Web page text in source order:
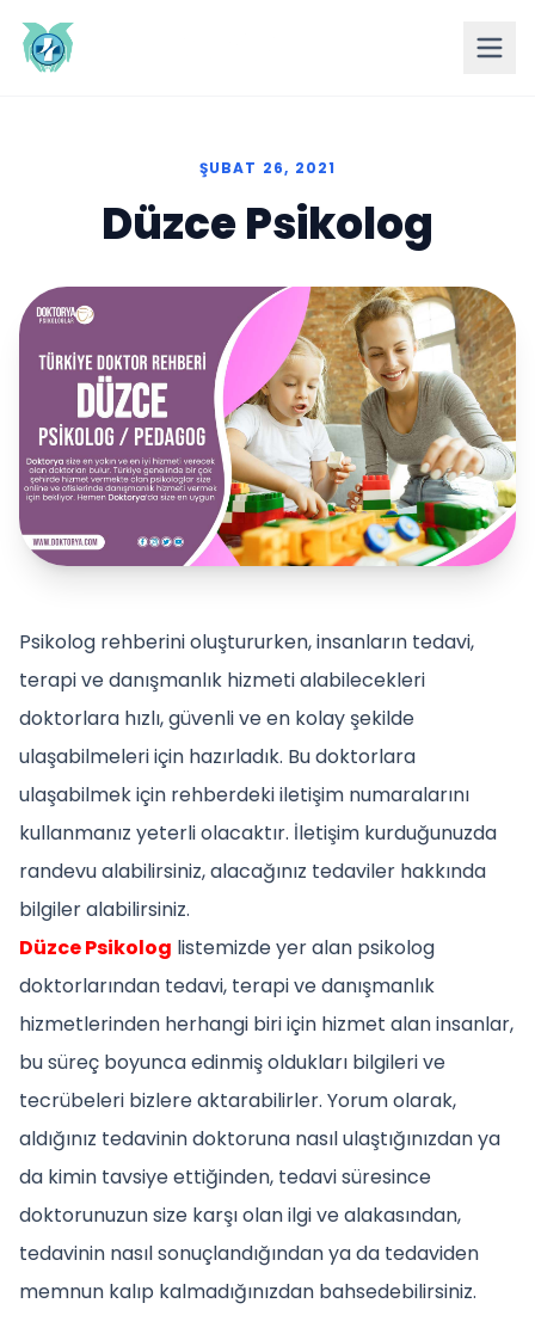
ŞUBAT 26, 2021
Düzce Psikolog
Psikolog rehberini oluştururken, insanların tedavi,
terapi ve danışmanlık hizmeti alabilecekleri
doktorlara hızlı, güvenli ve en kolay şekilde
ulaşabilmeleri için hazırladık. Bu doktorlara
ulaşabilmek için rehberdeki iletişim numaralarını
kullanmanız yeterli olacaktır. İletişim kurduğunuzda
randevu alabilirsiniz, alacağınız tedaviler hakkında
bilgiler alabilirsiniz.
Düzce Psikolog listemizde yer alan psikolog
doktorlarından tedavi, terapi ve danışmanlık
hizmetlerinden herhangi biri için hizmet alan insanlar,
bu süreç boyunca edinmiş oldukları bilgileri ve
tecrübeleri bizlere aktarabilirler. Yorum olarak,
aldığınız tedavinin doktoruna nasıl ulaştığınızdan ya
da kimin tavsiye ettiğinden, tedavi süresince
doktorunuzun size karşı olan ilgi ve alakasından,
tedavinin nasıl sonuçlandığından ya da tedaviden
memnun kalıp kalmadığınızdan bahsedebilirsiniz.